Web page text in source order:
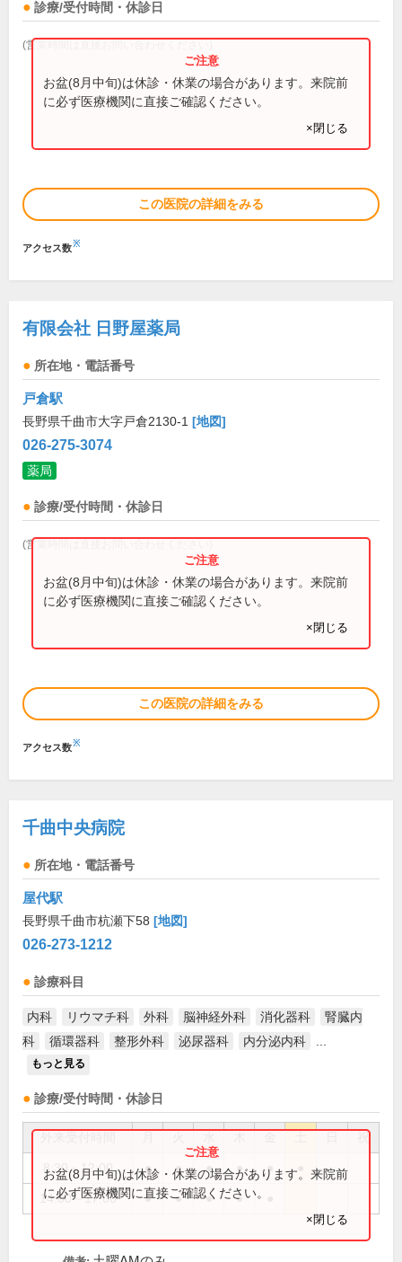
診療/受付時間・休診日
(営業時間は直接お問い合わせください)
お盆(8月中旬)は休診・休業の場合があります。来院前
に必ず医療機関に直接ご確認ください。
×閉じる
この医院の詳細をみる
アクセス数※
有限会社 日野屋薬局
所在地・電話番号
戸倉駅
長野県千曲市大字戸倉2130-1 [地図]
026-275-3074
薬局
診療/受付時間・休診日
(営業時間は直接お問い合わせください)
お盆(8月中旬)は休診・休業の場合があります。来院前
に必ず医療機関に直接ご確認ください。
×閉じる
この医院の詳細をみる
アクセス数※
千曲中央病院
所在地・電話番号
屋代駅
長野県千曲市杭瀬下58 [地図]
026-273-1212
診療科目
内科 リウマチ科 外科 脳神経外科 消化器科
腎臓内
科
循環器科 整形外科 泌尿器科 内分泌内科
もっと見る
診療/受付時間・休診日
祝
8:30～12:00 ● ● ● ● ●
14:00～17:00 ● ● ● ●
お盆(8月中旬)は休診・休業の場合があります。来院前
に必ず医療機関に直接ご確認ください。
×閉じる